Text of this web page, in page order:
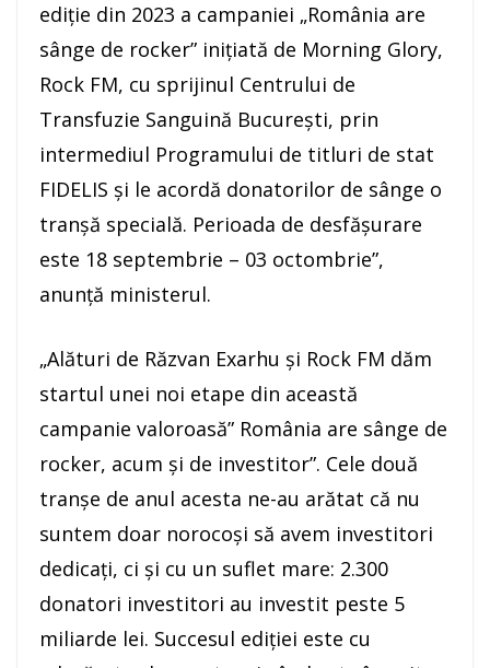
ediţie din 2023 a campaniei „România are
sânge de rocker” iniţiată de Morning Glory,
Rock FM, cu sprijinul Centrului de
Transfuzie Sanguină Bucureşti, prin
intermediul Programului de titluri de stat
FIDELIS şi le acordă donatorilor de sânge o
tranşă specială. Perioada de desfăşurare
este 18 septembrie – 03 octombrie”,
anunţă ministerul.
„Alături de Răzvan Exarhu şi Rock FM dăm
startul unei noi etape din această
campanie valoroasă” România are sânge de
rocker, acum şi de investitor”. Cele două
tranşe de anul acesta ne-au arătat că nu
suntem doar norocoşi să avem investitori
dedicaţi, ci şi cu un suflet mare: 2.300
donatori investitori au investit peste 5
miliarde lei. Succesul ediţiei este cu